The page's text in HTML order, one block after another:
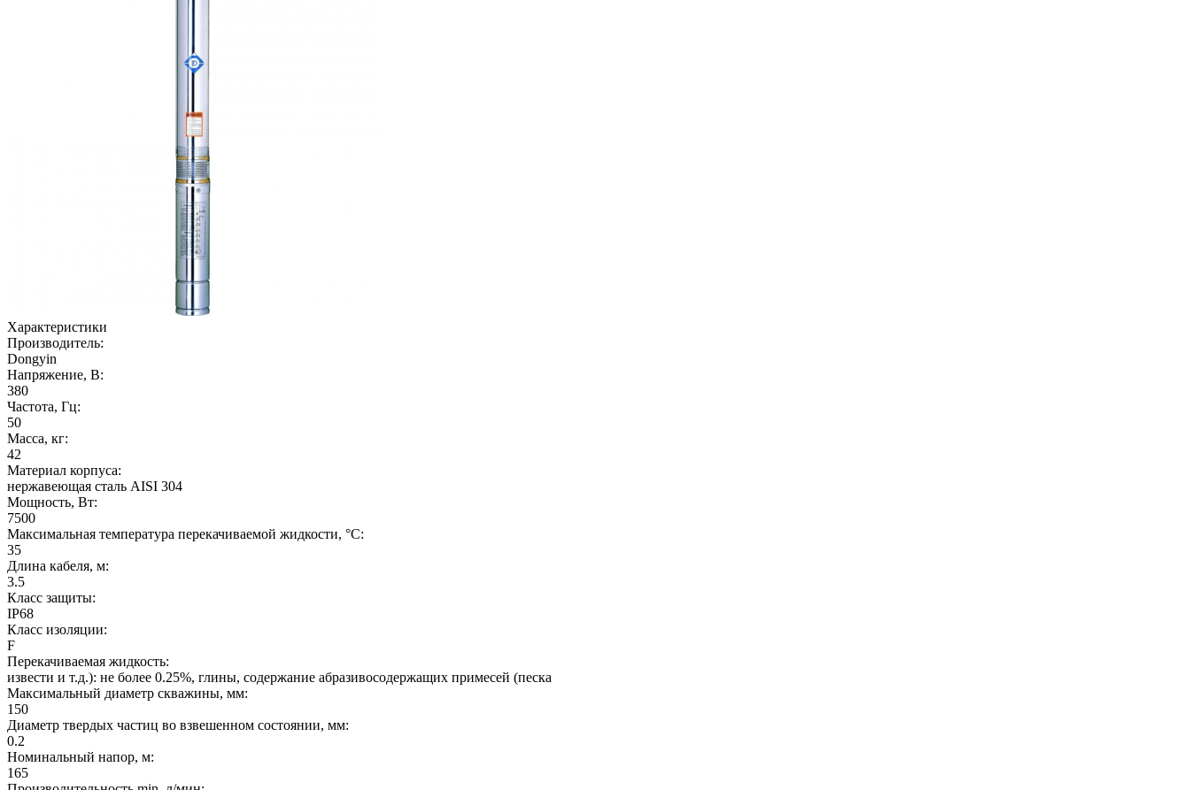
Характеристики
Производитель:
Dongyin
Напряжение, В:
380
Частота, Гц:
50
Масса, кг:
42
Материал корпуса:
нержавеющая сталь AISI 304
Мощность, Вт:
7500
Максимальная температура перекачиваемой жидкости, °C:
35
Длина кабеля, м:
3.5
Класс защиты:
IP68
Класс изоляции:
F
Перекачиваемая жидкость:
извести и т.д.): не более 0.25%, глины, содержание абразивосодержащих примесей (песка
Максимальный диаметр скважины, мм:
150
Диаметр твердых частиц во взвешенном состоянии, мм:
0.2
Номинальный напор, м:
165